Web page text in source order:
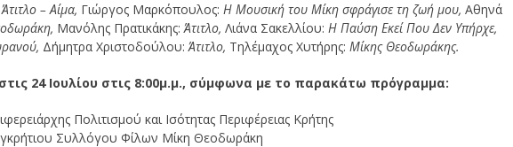
Άτιτλο – Αίμα, Γιώργος Μαρκόπουλος:Η Μουσική του Μίκη σφράγισε τη ζωή μου,Αθηνά
Μανόλης Πρατικάκης:Άτιτλο,Λιάνα Σακελλίου:Η Παύση Εκεί Που Δεν Υπήρχε,
Δήμητρα Χριστοδούλου:Άτιτλο, Τηλέμαχος Χυτήρης:Μίκης Θεοδωράκης.
24 Ιουλίου στις 8:00μ.μ., σύμφωνα με το παρακάτω πρόγραμμα:
Πολιτισμού και Ισότητας Περιφέρειας Κρήτης
Συλλόγου Φίλων Μίκη Θεοδωράκη